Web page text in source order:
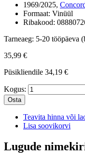
1969/2025,
Formaat: Vinüül
Ribakood:
Tarneaeg: 5-20 tööpäeva
35,99 €
Püsikliendile 34,19 €
Kogus:
Osta
Teavita hinna või
Lisa soovikorvi
Lugude